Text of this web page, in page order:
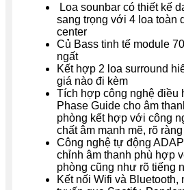
Loa sounbar có thiết kế
sang trọng với 4 loa toàn
center
Củ Bass tinh tế module
ngất
Kết hợp 2 loa surround
giá nào đi kèm
Tích hợp công nghệ điều
Phase Guide cho âm
phòng kết hợp với công
chất âm mạnh mẽ, rõ
Công nghệ tự động
chỉnh âm thanh phù hợp
phòng cũng như rõ tiếng
Kết nối Wifi và Bluetooth,